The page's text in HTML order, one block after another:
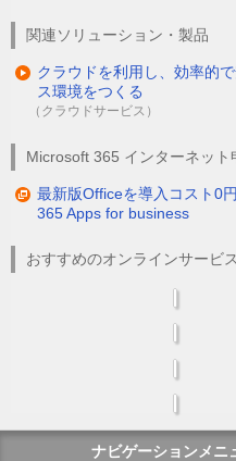
関連ソリューション・製品
クラウドを利用し、効率的
ス環境をつくる
（クラウドサービス）
Microsoft 365 インターネット
最新版Officeを導入コスト0
365 Apps for business
おすすめのオンラインサービス
ナビゲーションメニ